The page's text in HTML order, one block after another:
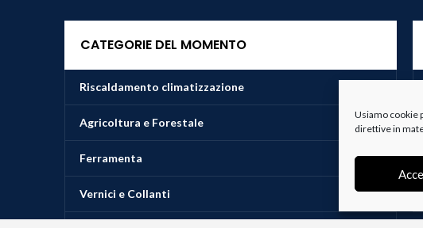
Usiamo cookie
direttive in
CATEGORIE DEL MOMENTO
Riscaldamento climatizzazione
Agricoltura e Forestale
Ferramenta
Vernici e Collanti